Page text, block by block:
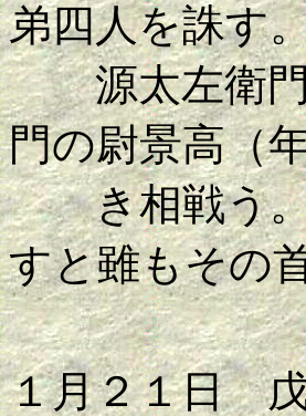
弟四人を誅す
源太左衛門
門の尉景高（
き相戦う。
すと雖もその
１月２１日